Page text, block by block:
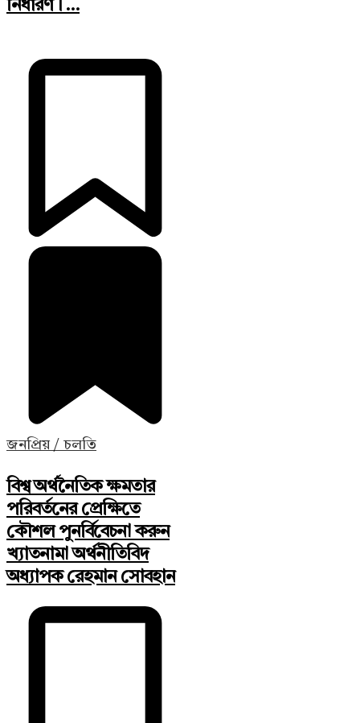
নির্ধারণ। ...
জনপ্রিয় / চলতি
বিশ্ব অর্থনৈতিক ক্ষমতার
পরিবর্তনের প্রেক্ষিতে
কৌশল পুনর্বিবেচনা করুন
খ্যাতনামা অর্থনীতিবিদ
অধ্যাপক রেহমান সোবহান